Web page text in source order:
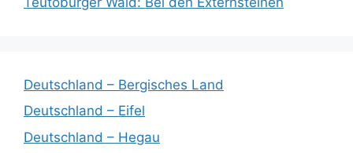
Deutschland – Bergisches Land
Deutschland – Eifel
Deutschland – Hegau